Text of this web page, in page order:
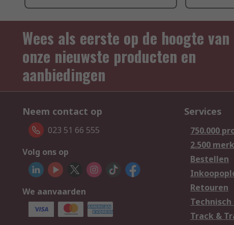
Wees als eerste op de hoogte van
onze nieuwste producten en
aanbiedingen
Neem contact op
023 51 66 555
Volg ons op
We aanvaarden
Services
750.000
2.500
Bestellen
Retouren
Track &